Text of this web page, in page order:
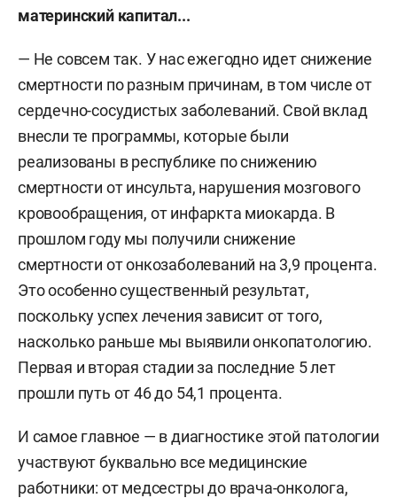
материнский капитал...
— Не совсем так. У нас ежегодно идет снижение
смертности по разным причинам, в том числе от
сердечно-сосудистых заболеваний. Свой вклад
внесли те программы, которые были
реализованы в республике по снижению
смертности от инсульта, нарушения мозгового
кровообращения, от инфаркта миокарда. В
прошлом году мы получили снижение
смертности от онкозаболеваний на 3,9 процента.
Это особенно существенный результат,
поскольку успех лечения зависит от того,
насколько раньше мы выявили онкопатологию.
Первая и вторая стадии за последние 5 лет
прошли путь от 46 до 54,1 процента.
И самое главное — в диагностике этой патологии
участвуют буквально все медицинские
работники: от медсестры до врача-онколога,